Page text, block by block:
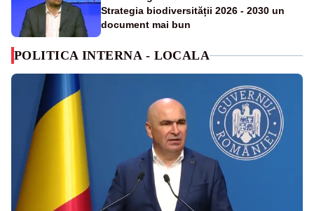
Strategia biodiversității 2026 - 2030 un
document mai bun
POLITICA INTERNA - LOCALA